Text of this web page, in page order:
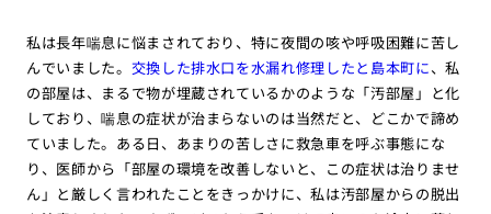
私は長年喘息に悩まされており、特に夜間の咳や呼吸困難に苦し
んでいました。 交換した排水口を水漏れ修理したと島本町に、私
の部屋は、まるで物が埋蔵されているかのような「汚部屋」と化
しており、喘息の症状が治まらないのは当然だと、どこかで諦め
ていました。ある日、あまりの苦しさに救急車を呼ぶ事態にな
り、医師から「部屋の環境を改善しないと、この症状は治りませ
ん」と厳しく言われたことをきっかけに、私は汚部屋からの脱出